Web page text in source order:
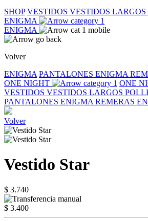
SHOP VESTIDOS VESTIDOS LARGOS
ENIGMA
ENIGMA
Volver
ENIGMA PANTALONES ENIGMA
ONE NIGHT
ONE
VESTIDOS VESTIDOS LARGOS
PANTALONES ENIGMA REMERAS
Volver
Vestido Star
$ 3.740
$ 3.400